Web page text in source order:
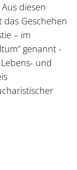
diesen
Geschehen
– im
genannt -
und